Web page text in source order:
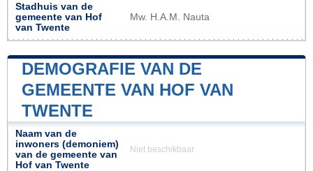
Stadhuis van de
gemeente van Hof
van Twente
Mw. H.A.M. Nauta
DEMOGRAFIE VAN DE
GEMEENTE VAN HOF VAN
TWENTE
Naam van de
inwoners (demoniem)
van de gemeente van
Hof van Twente
Niet beschikbaar